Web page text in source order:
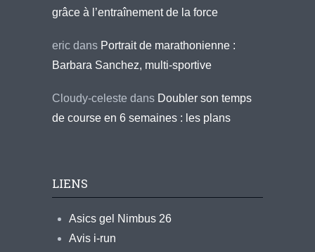
grâce à l’entraînement de la force
eric dans Portrait de marathonienne :
Barbara Sanchez, multi-sportive
Cloudy-celeste dans Doubler son temps
de course en 6 semaines : les plans
LIENS
Asics gel Nimbus 26
Avis i-run